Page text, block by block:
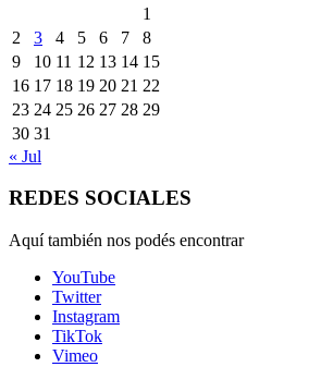
1
2
3 4 5 6 7
8
9
10 11 12 13 14 15
16 17 18 19 20 21 22
23 24 25 26 27 28 29
30 31
« Jul
REDES SOCIALES
Aquí también nos podés encontrar
YouTube
Twitter
Instagram
TikTok
Vimeo